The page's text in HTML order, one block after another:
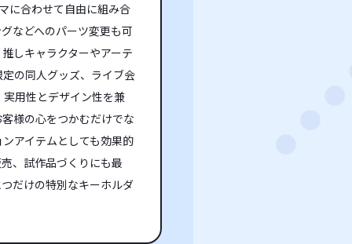
に合わせて自由に組み合
などへのパーツ変更も可
しキャラクターやアーテ
の同人グッズ、ライブ会
用性とデザイン性を兼
様の心をつかむだけでな
アイテムとしても効果的
、試作品づくりにも最
だけの特別なキーホルダ